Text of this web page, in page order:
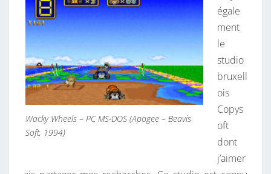
Wacky Wheels – PC MS-DOS (Apogee – Beavis
Soft, 1994)
égale
ment
le
studio
bruxell
ois
Copys
oft
dont
j’aimer